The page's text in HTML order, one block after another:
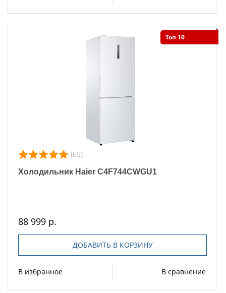
Топ 10
(65)
Холодильник Haier C4F744CWGU1
88 999 р.
ДОБАВИТЬ В КОРЗИНУ
В избранное В сравнение